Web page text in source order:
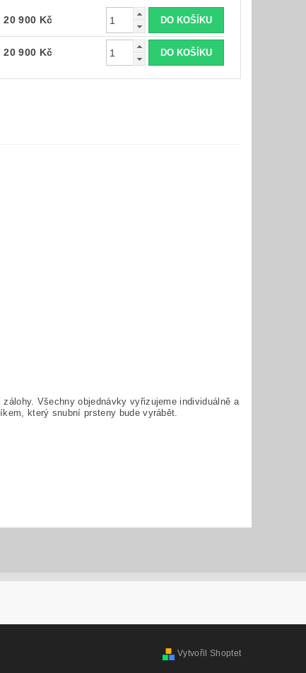
20 900 Kč
20 900 Kč
Všechny objednávky vyřizujeme individuálně a
který snubní prsteny bude vyrábět.
Vytvořil Shoptet